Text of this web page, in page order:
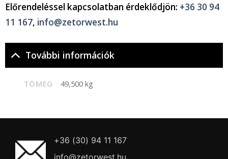
Előrendeléssel kapcsolatban érdeklődjön: +36 30 94
11 167, info@zetorwest.hu
További információk
TÖMEG 49,500 kg
+36 (30) 94 11 167